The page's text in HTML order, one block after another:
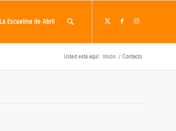
La Escuelina de Abril
Usted está aquí: Inicio / Contacto